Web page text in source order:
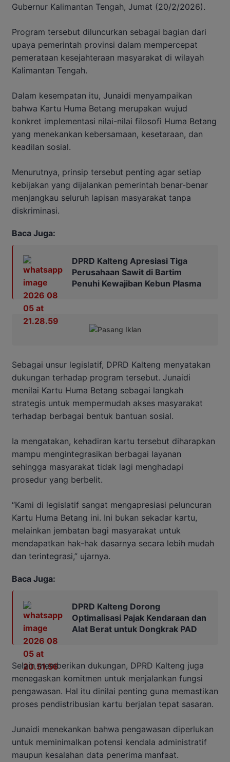
Gubernur Kalimantan Tengah, Jumat (20/2/2026).
Program tersebut diluncurkan sebagai bagian dari
upaya pemerintah provinsi dalam mempercepat
pemerataan kesejahteraan masyarakat di wilayah
Kalimantan Tengah.
Dalam kesempatan itu, Junaidi menyampaikan
bahwa Kartu Huma Betang merupakan wujud
konkret implementasi nilai-nilai filosofi Huma Betang
yang menekankan kebersamaan, kesetaraan, dan
keadilan sosial.
Menurutnya, prinsip tersebut penting agar setiap
kebijakan yang dijalankan pemerintah benar-benar
menjangkau seluruh lapisan masyarakat tanpa
diskriminasi.
Baca Juga:
DPRD Kalteng Apresiasi Tiga
Perusahaan Sawit di Bartim
Penuhi Kewajiban Kebun Plasma
Sebagai unsur legislatif, DPRD Kalteng menyatakan
dukungan terhadap program tersebut. Junaidi
menilai Kartu Huma Betang sebagai langkah
strategis untuk mempermudah akses masyarakat
terhadap berbagai bentuk bantuan sosial.
Ia mengatakan, kehadiran kartu tersebut diharapkan
mampu mengintegrasikan berbagai layanan
sehingga masyarakat tidak lagi menghadapi
prosedur yang berbelit.
“Kami di legislatif sangat mengapresiasi peluncuran
Kartu Huma Betang ini. Ini bukan sekadar kartu,
melainkan jembatan bagi masyarakat untuk
mendapatkan hak-hak dasarnya secara lebih mudah
dan terintegrasi,” ujarnya.
Baca Juga:
DPRD Kalteng Dorong
Optimalisasi Pajak Kendaraan dan
Alat Berat untuk Dongkrak PAD
Selain memberikan dukungan, DPRD Kalteng juga
menegaskan komitmen untuk menjalankan fungsi
pengawasan. Hal itu dinilai penting guna memastikan
proses pendistribusian kartu berjalan tepat sasaran.
Junaidi menekankan bahwa pengawasan diperlukan
untuk meminimalkan potensi kendala administratif
maupun kesalahan data penerima manfaat.